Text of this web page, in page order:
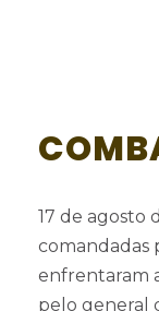
17 de agosto
comandadas
enfrentaram
pelo general